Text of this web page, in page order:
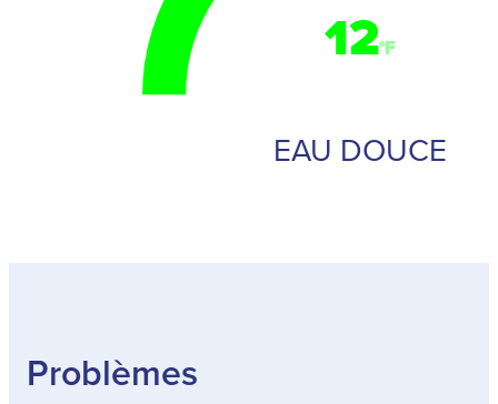
12°F
EAU DOUCE
Problèmes